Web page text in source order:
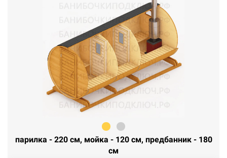
парилка - 220 см, мойка - 120 см, предбанник - 180
см